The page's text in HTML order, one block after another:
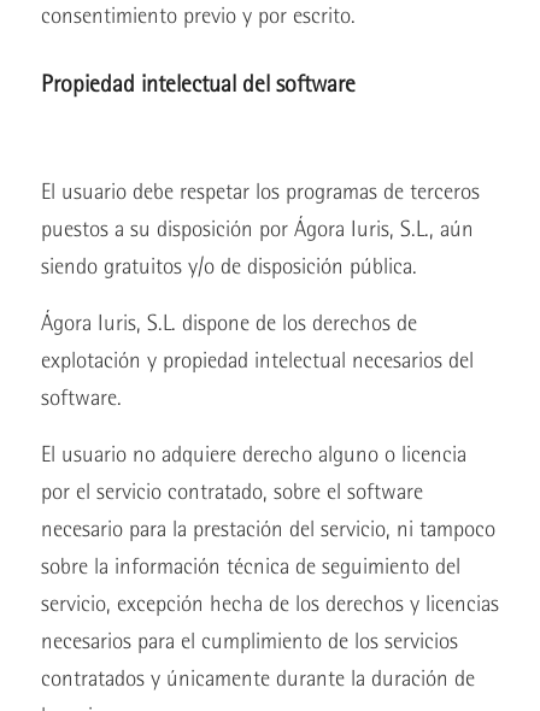
consentimiento previo y por escrito.
Propiedad intelectual del software
El usuario debe respetar los programas de terceros
puestos a su disposición por Ágora Iuris, S.L., aún
siendo gratuitos y/o de disposición pública.
Ágora Iuris, S.L. dispone de los derechos de
explotación y propiedad intelectual necesarios del
software.
El usuario no adquiere derecho alguno o licencia
por el servicio contratado, sobre el software
necesario para la prestación del servicio, ni tampoco
sobre la información técnica de seguimiento del
servicio, excepción hecha de los derechos y licencias
necesarios para el cumplimiento de los servicios
contratados y únicamente durante la duración de